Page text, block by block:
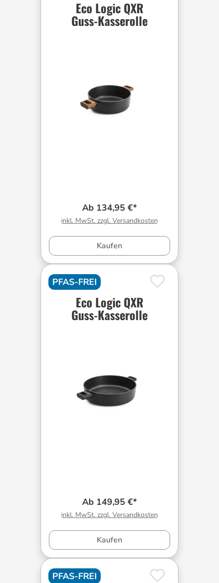
Eco Logic QXR
Guss-Kasserolle
Ab 134,95 €*
inkl. MwSt. zzgl. Versandkosten
Kaufen
PFAS-FREI
Eco Logic QXR
Guss-Kasserolle
Ab 149,95 €*
inkl. MwSt. zzgl. Versandkosten
Kaufen
PFAS-FREI